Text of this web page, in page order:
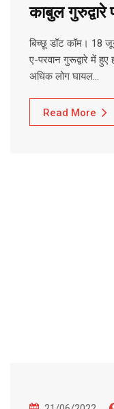
काबुल गुरुद्वारे
बिच्छू डॉट कॉम। 18
ए-परवान गुरूद्वारे में
अधिक लोग घायल…
Read More